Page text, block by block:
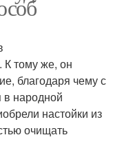
К тому же, он
благодаря чему с
в народной
настойки из
очищать